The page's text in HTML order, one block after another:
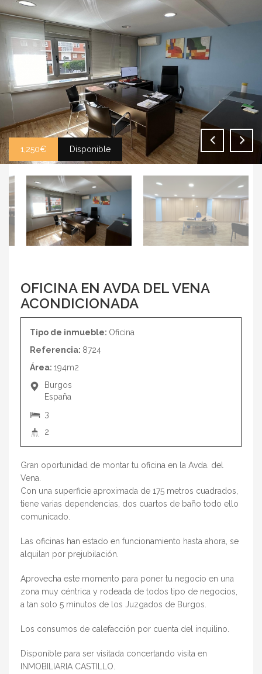
OFICINA EN AVDA DEL VENA
ACONDICIONADA
1,250€ Disponible
Tipo de inmueble: Oficina
Referencia: 8724
Área: 194m2
Burgos
España
3
2
Gran oportunidad de montar tu oficina en la Avda. del
Vena.
Con una superficie aproximada de 175 metros cuadrados,
tiene varias dependencias, dos cuartos de baño todo ello
comunicado.
Las oficinas han estado en funcionamiento hasta ahora, se
alquilan por prejubilación.
Aprovecha este momento para poner tu negocio en una
zona muy céntrica y rodeada de todos tipo de negocios,
a tan solo 5 minutos de los Juzgados de Burgos.
Los consumos de calefacción por cuenta del inquilino.
Disponible para ser visitada concertando visita en
INMOBILIARIA CASTILLO.